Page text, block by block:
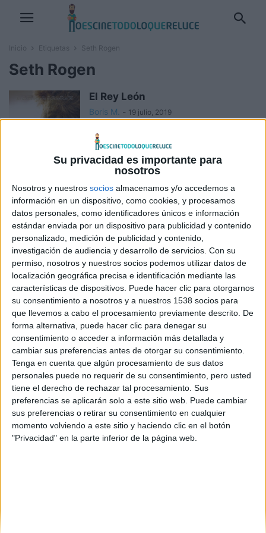
Su privacidad es importante para
nosotros
Nosotros y nuestros socios almacenamos y/o accedemos a
información en un dispositivo, como cookies, y procesamos
datos personales, como identificadores únicos e información
estándar enviada por un dispositivo para publicidad y contenido
personalizado, medición de publicidad y contenido,
investigación de audiencia y desarrollo de servicios. Con su
permiso, nosotros y nuestros socios podemos utilizar datos de
localización geográfica precisa e identificación mediante las
características de dispositivos. Puede hacer clic para otorgarnos
su consentimiento a nosotros y a nuestros 1538 socios para
que llevemos a cabo el procesamiento previamente descrito. De
forma alternativa, puede hacer clic para denegar su
consentimiento o acceder a información más detallada y
cambiar sus preferencias antes de otorgar su consentimiento.
Tenga en cuenta que algún procesamiento de sus datos
personales puede no requerir de su consentimiento, pero usted
tiene el derecho de rechazar tal procesamiento. Sus
preferencias se aplicarán solo a este sitio web. Puede cambiar
sus preferencias o retirar su consentimiento en cualquier
momento volviendo a este sitio y haciendo clic en el botón
"Privacidad" en la parte inferior de la página web.
Inicio Etiquetas Seth Rogen
Seth Rogen
El Rey León
Boris M. - 19 julio, 2019
Casi Imposible
The Disaster Artist
Boris M. - 29 diciembre, 2017
La fiesta de las salchichas
David Pérez "Davicine" - 10 octubre, 2016